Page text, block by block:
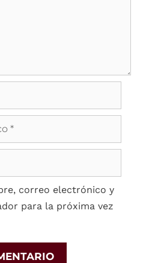
correo electrónico y
para la próxima vez